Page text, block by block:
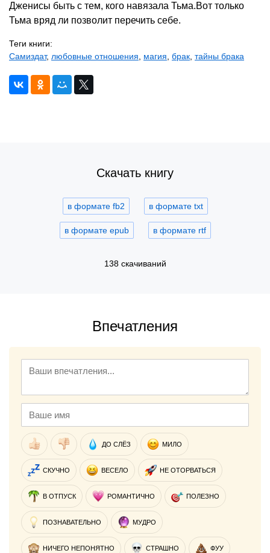
Дженисы быть с тем, кого навязала Тьма.Вот только
Тьма вряд ли позволит перечить себе.
Теги книги:
Самиздат, любовные отношения, магия, брак, тайны брака
Скачать книгу
в формате fb2 в формате txt
в формате epub в формате rtf
138 скачиваний
Впечатления
ДО СЛЁЗ МИЛО
СКУЧНО ВЕСЕЛО НЕ ОТОРВАТЬСЯ
В ОТПУСК РОМАНТИЧНО ПОЛЕЗНО
ПОЗНАВАТЕЛЬНО МУДРО
НИЧЕГО НЕПОНЯТНО СТРАШНО ФУУ